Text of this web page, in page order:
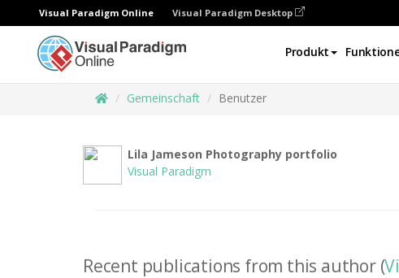
Visual Paradigm Online Visual Paradigm Desktop
Produkt
Gemeinschaft Benutzer
Lila Jameson Photography portfolio
Visual Paradigm
Recent publications from this author (